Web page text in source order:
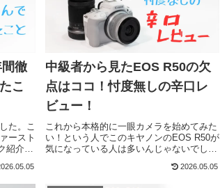
徹
こ
た。こ
ースト
介で
含めて
中級者から見たEOS R50の欠
点はココ！忖度無しの辛口レ
ビュー！
これから本格的に一眼カメラを始めてみた
い！という人でこのキヤノンのEOS R50が
気になっている人は多いんじゃないでしょ
を使ってみて率直に感じる欠点を辛口レビ
2026.05.05